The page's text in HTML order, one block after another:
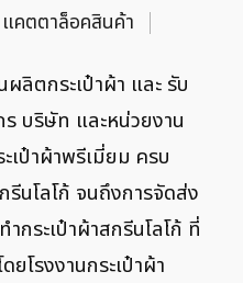
แคตตาล็อคสินค้า
ผลิตกระเป๋าผ้า และ รับ
บริษัท และหน่วยงาน
เป๋าผ้าพรีเมี่ยม ครบ
นโลโก้ จนถึงการจัดส่ง
กระเป๋าผ้าสกรีนโลโก้ ที่
โรงงานกระเป๋าผ้า